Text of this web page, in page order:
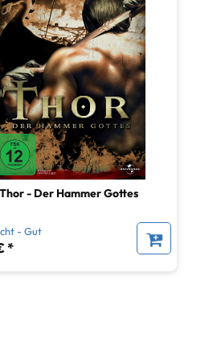
Thor - Der Hammer Gottes
- Gut
*